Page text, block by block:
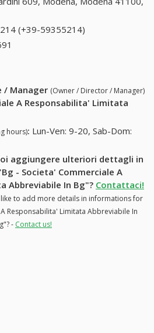
(+39-59355214)
/ Manager (Owner / Director / Manager)
A Responsabilita' Limitata
hours): Lun-Ven: 9-20, Sab-Dom:
aggiungere ulteriori dettagli in
- Societa' Commerciale A
Abbreviabile In Bg"? Contattaci!
to add more details in informations for
Responsabilita' Limitata Abbreviabile In
- Contact us!